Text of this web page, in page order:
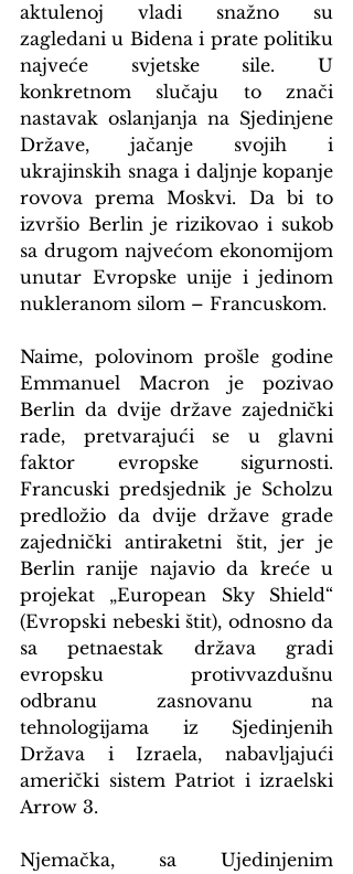
aktulenoj vladi snažno su
zagledani u Bidena i prate politiku
najveće svjetske sile. U
konkretnom slučaju to znači
nastavak oslanjanja na Sjedinjene
Države, jačanje svojih i
ukrajinskih snaga i daljnje kopanje
rovova prema Moskvi. Da bi to
izvršio Berlin je rizikovao i sukob
sa drugom najvećom ekonomijom
unutar Evropske unije i jedinom
nukleranom silom – Francuskom.
Naime, polovinom prošle godine
Emmanuel Macron je pozivao
Berlin da dvije države zajednički
rade, pretvarajući se u glavni
faktor evropske sigurnosti.
Francuski predsjednik je Scholzu
predložio da dvije države grade
zajednički antiraketni štit, jer je
Berlin ranije najavio da kreće u
projekat „European Sky Shield“
(Evropski nebeski štit), odnosno da
sa petnaestak država gradi
evropsku protivvazdušnu
odbranu zasnovanu na
tehnologijama iz Sjedinjenih
Država i Izraela, nabavljajući
američki sistem Patriot i izraelski
Arrow 3.
Njemačka, sa Ujedinjenim